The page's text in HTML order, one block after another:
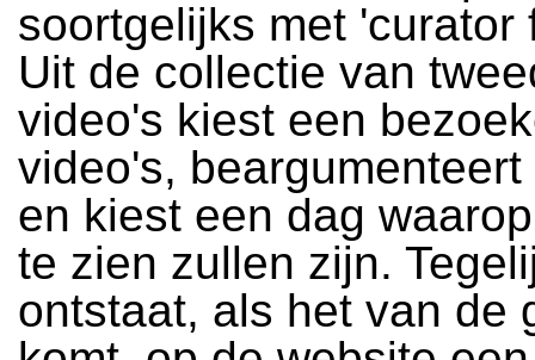
soortgelijks met 'curator
Uit de collectie van
video's kiest een
video's,
en kiest een dag
te zien zullen zijn.
ontstaat, als het van de